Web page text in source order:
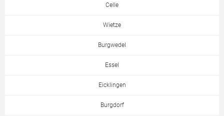
Celle
Wietze
Burgwedel
Essel
Eicklingen
Burgdorf